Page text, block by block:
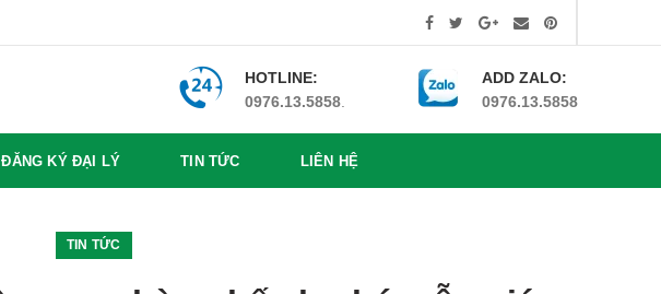
HOTLINE:
0976.13.5858
ADD ZALO:
0976.13.5858
ĐĂNG KÝ ĐẠI LÝ TIN TỨC LIÊN HỆ
TIN TỨC